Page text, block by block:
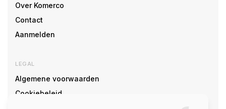
Over Komerco
Contact
Aanmelden
LEGAL
Algemene voorwaarden
Cookiebeleid